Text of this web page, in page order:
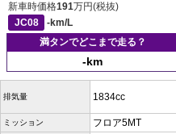
新車時価格191万円(税抜)
JC08
-km/L
満タンでどこまで走る？
-km
排気量 1834cc
ミッション フロア5MT